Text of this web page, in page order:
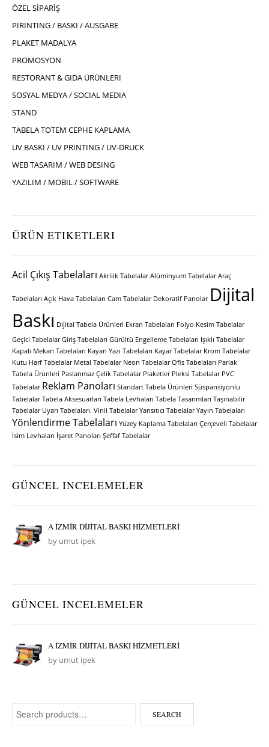
ÖZEL SİPARİŞ
PIRINTING / BASKI / AUSGABE
PLAKET MADALYA
PROMOSYON
RESTORANT & GIDA ÜRÜNLERI
SOSYAL MEDYA / SOCIAL MEDIA
STAND
TABELA TOTEM CEPHE KAPLAMA
UV BASKI / UV PRINTING / UV-DRUCK
WEB TASARIM / WEB DESING
YAZILIM / MOBIL / SOFTWARE
ÜRÜN ETIKETLERI
Acil Çıkış Tabelaları Akrilik Tabelalar Alüminyum Tabelalar Araç
Tabelaları Açık Hava Tabelaları Cam Tabelalar Dekoratif Panolar Dijital
Baskı Dijital Tabela Ürünleri Ekran Tabelaları Folyo Kesim Tabelalar
Geçici Tabelalar Giriş Tabelaları Gürültü Engelleme Tabelaları Işıklı Tabelalar
Kapalı Mekan Tabelaları Kayan Yazı Tabelaları Kayar Tabelalar Krom Tabelalar
Kutu Harf Tabelalar Metal Tabelalar Neon Tabelalar Ofis Tabelaları Parlak
Tabela Ürünleri Paslanmaz Çelik Tabelalar Plaketler Pleksi Tabelalar PVC
Tabelalar Reklam Panoları Standart Tabela Ürünleri Süspansiyonlu
Tabelalar Tabela Aksesuarları Tabela Levhaları Tabela Tasarımları Taşınabilir
Tabelalar Uyarı Tabelaları. Vinil Tabelalar Yansıtıcı Tabelalar Yayın Tabelaları
Yönlendirme Tabelaları Yüzey Kaplama Tabelaları Çerçeveli Tabelalar
İsim Levhaları İşaret Panoları Şeffaf Tabelalar
GÜNCEL INCELEMELER
A İZMİR DİJİTAL BASKI HİZMETLERİ
by umut ipek
GÜNCEL INCELEMELER
A İZMİR DİJİTAL BASKI HİZMETLERİ
by umut ipek
Search for: SEARCH